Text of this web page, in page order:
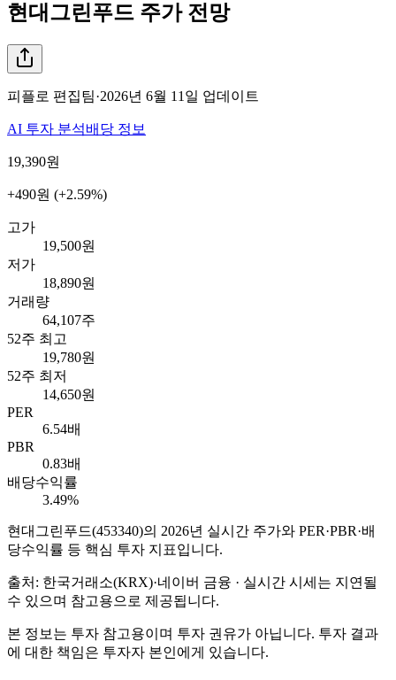
현대그린푸드 주가 전망
피플로 편집팀·2026년 6월 11일 업데이트
AI 투자 분석배당 정보
19,390원
+490원 (+2.59%)
고가
19,500원
저가
18,890원
거래량
64,107주
52주 최고
19,780원
52주 최저
14,650원
PER
6.54배
PBR
0.83배
배당수익률
3.49%
현대그린푸드(453340)의 2026년 실시간 주가와 PER·PBR·배
당수익률 등 핵심 투자 지표입니다.
출처: 한국거래소(KRX)·네이버 금융 · 실시간 시세는 지연될
수 있으며 참고용으로 제공됩니다.
본 정보는 투자 참고용이며 투자 권유가 아닙니다. 투자 결과
에 대한 책임은 투자자 본인에게 있습니다.